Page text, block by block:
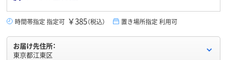
時間帯指定 指定可 ￥385（税込） 置き場所指定 利用可
お届け先住所：
東京都江東区